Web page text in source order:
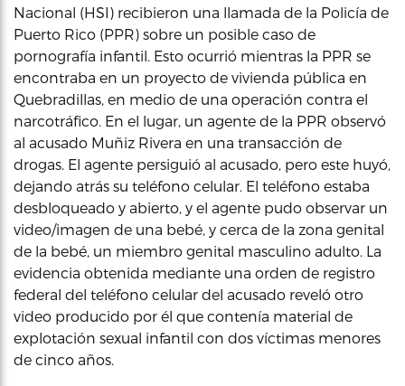
Nacional (HSI) recibieron una llamada de la Policía de
Puerto Rico (PPR) sobre un posible caso de
pornografía infantil. Esto ocurrió mientras la PPR se
encontraba en un proyecto de vivienda pública en
Quebradillas, en medio de una operación contra el
narcotráfico. En el lugar, un agente de la PPR observó
al acusado Muñiz Rivera en una transacción de
drogas. El agente persiguió al acusado, pero este huyó,
dejando atrás su teléfono celular. El teléfono estaba
desbloqueado y abierto, y el agente pudo observar un
video/imagen de una bebé, y cerca de la zona genital
de la bebé, un miembro genital masculino adulto. La
evidencia obtenida mediante una orden de registro
federal del teléfono celular del acusado reveló otro
video producido por él que contenía material de
explotación sexual infantil con dos víctimas menores
de cinco años.